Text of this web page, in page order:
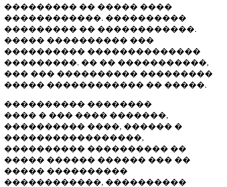
��������� �� ����� ����
������������. ����������
��������� �� ������������.
����� ���������� ���
���������� ��������������
���������. �� �� �����������,
��� ��� ���������� ���������
����� ������������ �� �����.
���������� ��������
���� � ��� ���� �������,
���������� ����, ������ �
�����������������,
���������� ���������� ��
����� ������ ������ ��� ��
����� ����������
������������, ����������